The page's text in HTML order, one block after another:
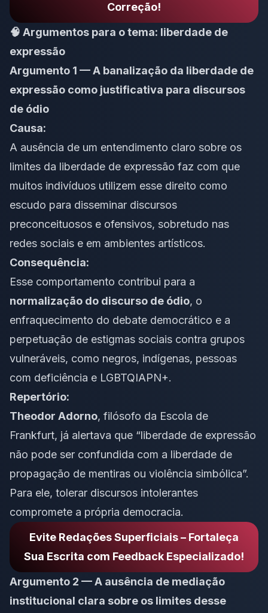
Correção!
🧠 Argumentos para o tema: liberdade de
expressão
Argumento 1 — A banalização da liberdade de
expressão como justificativa para discursos
de ódio
Causa:
A ausência de um entendimento claro sobre os
limites da liberdade de expressão faz com que
muitos indivíduos utilizem esse direito como
escudo para disseminar discursos
preconceituosos e ofensivos, sobretudo nas
redes sociais e em ambientes artísticos.
Consequência:
Esse comportamento contribui para a
normalização do discurso de ódio, o
enfraquecimento do debate democrático e a
perpetuação de estigmas sociais contra grupos
vulneráveis, como negros, indígenas, pessoas
com deficiência e LGBTQIAPN+.
Repertório:
Theodor Adorno, filósofo da Escola de
Frankfurt, já alertava que “liberdade de expressão
não pode ser confundida com a liberdade de
propagação de mentiras ou violência simbólica”.
Para ele, tolerar discursos intolerantes
compromete a própria democracia.
Evite Redações Superficiais – Fortaleça
Sua Escrita com Feedback Especializado!
Argumento 2 — A ausência de mediação
institucional clara sobre os limites desse